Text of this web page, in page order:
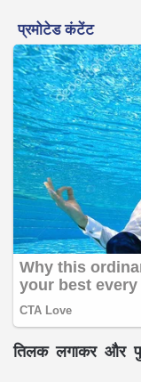
तिलक लगाकर और